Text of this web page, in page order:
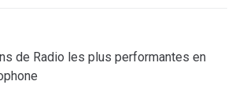
de Radio les plus performantes en